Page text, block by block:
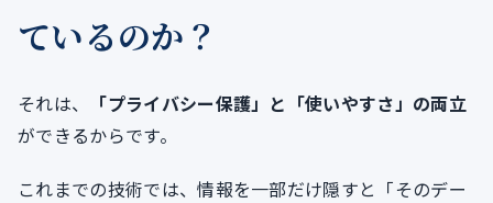
ているのか？
それは、
「プライバシー保護」と「使いやすさ」の両立
ができるからです。
これまでの技術では、情報を一部だけ隠すと「そのデー